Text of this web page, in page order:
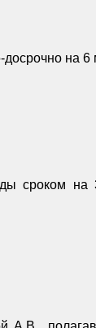
на 6
сроком